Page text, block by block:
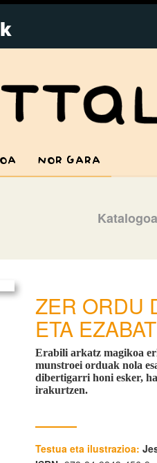
NOR GARA
Katalogoa
ZER ORDU
ETA
Erabili arkatz magikoa
munstroei orduak nola
dibertigarri honi esker,
irakurtzen.
Testua eta ilustrazioa: